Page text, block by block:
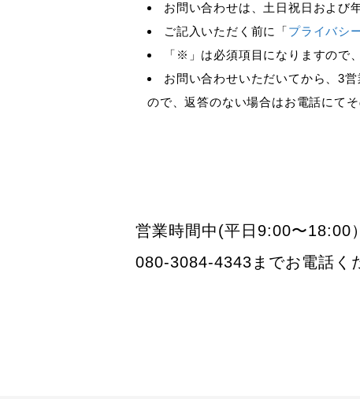
お問い合わせは、土日祝日および
ご記入いただく前に「プライバシ
「 ※ 」は必須項目になりますので
お問い合わせいただいてから、3
ので、返答のない場合はお電話にて
営業時間中(平日9:00〜18:00
080-3084-4343までお電話く